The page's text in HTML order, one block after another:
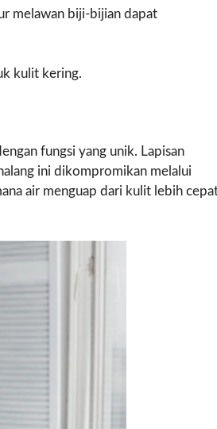
melawan biji-bijian dapat
kulit kering.
fungsi yang unik. Lapisan
ini dikompromikan melalui
air menguap dari kulit lebih